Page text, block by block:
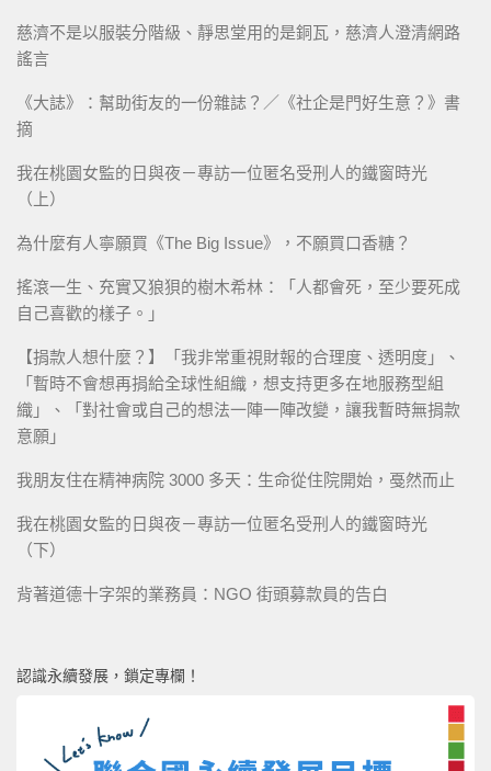
慈濟不是以服裝分階級、靜思堂用的是銅瓦，慈濟人澄清網路
謠言
《大誌》：幫助街友的一份雜誌？／《社企是門好生意？》書
摘
我在桃園女監的日與夜－專訪一位匿名受刑人的鐵窗時光
（上）
為什麼有人寧願買《The Big Issue》，不願買口香糖？
搖滾一生、充實又狼狽的樹木希林：「人都會死，至少要死成
自己喜歡的樣子。」
【捐款人想什麼？】「我非常重視財報的合理度、透明度」、
「暫時不會想再捐給全球性組織，想支持更多在地服務型組
織」、「對社會或自己的想法一陣一陣改變，讓我暫時無捐款
意願」
我朋友住在精神病院 3000 多天：生命從住院開始，戞然而止
我在桃園女監的日與夜－專訪一位匿名受刑人的鐵窗時光
（下）
背著道德十字架的業務員：NGO 街頭募款員的告白
認識永續發展，鎖定專欄！